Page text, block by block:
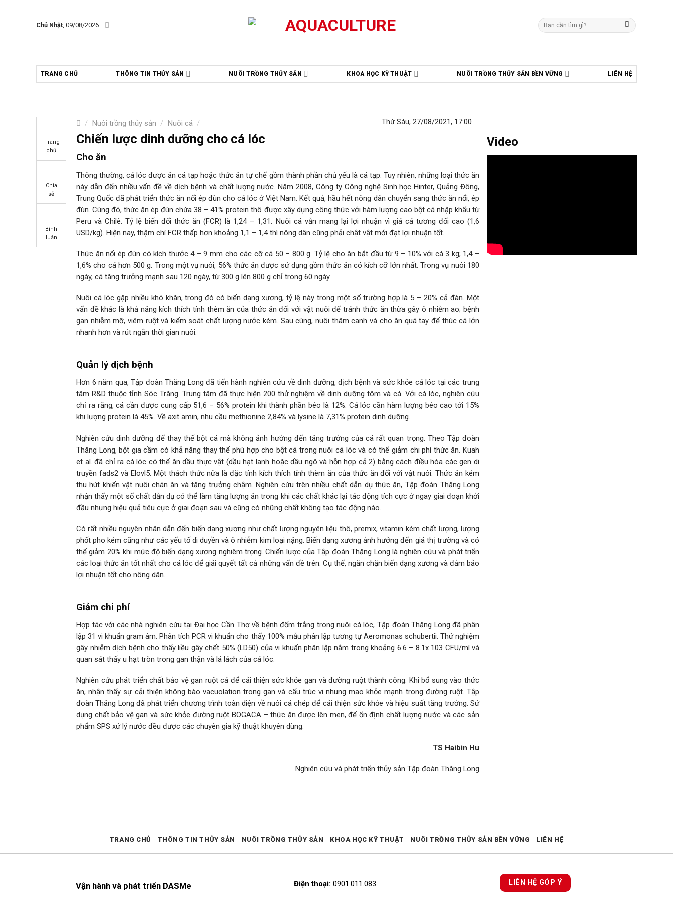
Chủ Nhật, 09/08/2026
Tìm
kiếm:
TRANG CHỦ THÔNG TIN THỦY SẢN NUÔI TRỒNG THỦY SẢN KHOA HỌC KỸ THUẬT NUÔI TRỒNG THỦY SẢN BỀN VỮNG LIÊN HỆ
/ Nuôi trồng thủy sản / Nuôi cá /
Trang
chủ
Chia
sẻ
Bình
luận
Thứ Sáu, 27/08/2021, 17:00
Chiến lược dinh dưỡng cho cá lóc
Cho ăn
Thông thường, cá lóc được ăn cá tạp hoặc thức ăn tự chế gồm thành phần chủ yếu là cá tạp. Tuy nhiên, những loại thức ăn
này dẫn đến nhiều vấn đề về dịch bệnh và chất lượng nước. Năm 2008, Công ty Công nghệ Sinh học Hinter, Quảng Đông,
Trung Quốc đã phát triển thức ăn nổi ép đùn cho cá lóc ở Việt Nam. Kết quả, hầu hết nông dân chuyển sang thức ăn nổi, ép
đùn. Cùng đó, thức ăn ép đùn chứa 38 – 41% protein thô được xây dựng công thức với hàm lượng cao bột cá nhập khẩu từ
Peru và Chilê. Tỷ lệ biến đổi thức ăn (FCR) là 1,24 – 1,31. Nuôi cá vẫn mang lại lợi nhuận vì giá cá tương đối cao (1,6
USD/kg). Hiện nay, thậm chí FCR thấp hơn khoảng 1,1 – 1,4 thì nông dân cũng phải chật vật mới đạt lợi nhuận tốt.
Thức ăn nổi ép đùn có kích thước 4 – 9 mm cho các cỡ cá 50 – 800 g. Tỷ lệ cho ăn bắt đầu từ 9 – 10% với cá 3 kg; 1,4 –
1,6% cho cá hơn 500 g. Trong một vụ nuôi, 56% thức ăn được sử dụng gồm thức ăn có kích cỡ lớn nhất. Trong vụ nuôi 180
ngày, cá tăng trưởng mạnh sau 120 ngày, từ 300 g lên 800 g chỉ trong 60 ngày.
Nuôi cá lóc gặp nhiều khó khăn, trong đó có biến dạng xương, tỷ lệ này trong một số trường hợp là 5 – 20% cả đàn. Một
vấn đề khác là khả năng kích thích tính thèm ăn của thức ăn đối với vật nuôi để tránh thức ăn thừa gây ô nhiễm ao; bệnh
gan nhiễm mỡ, viêm ruột và kiểm soát chất lượng nước kém. Sau cùng, nuôi thâm canh và cho ăn quá tay để thúc cá lớn
nhanh hơn và rút ngắn thời gian nuôi.
Quản lý dịch bệnh
Hơn 6 năm qua, Tập đoàn Thăng Long đã tiến hành nghiên cứu về dinh dưỡng, dịch bệnh và sức khỏe cá lóc tại các trung
tâm R&D thuộc tỉnh Sóc Trăng. Trung tâm đã thực hiện 200 thử nghiệm về dinh dưỡng tôm và cá. Với cá lóc, nghiên cứu
chỉ ra rằng, cá cần được cung cấp 51,6 – 56% protein khi thành phần béo là 12%. Cá lóc cần hàm lượng béo cao tới 15%
khi lượng protein là 45%. Về axit amin, nhu cầu methionine 2,84% và lysine là 7,31% protein dinh dưỡng.
Nghiên cứu dinh dưỡng để thay thế bột cá mà không ảnh hưởng đến tăng trưởng của cá rất quan trọng. Theo Tập đoàn
Thăng Long, bột gia cầm có khả năng thay thế phù hợp cho bột cá trong nuôi cá lóc và có thể giảm chi phí thức ăn. Kuah
et al. đã chỉ ra cá lóc có thể ăn dầu thực vật (dầu hạt lanh hoặc dầu ngô và hỗn hợp cả 2) bằng cách điều hòa các gen di
truyền fads2 và Elovl5. Một thách thức nữa là đặc tính kích thích tính thèm ăn của thức ăn đối với vật nuôi. Thức ăn kém
thu hút khiến vật nuôi chán ăn và tăng trưởng chậm. Nghiên cứu trên nhiều chất dẫn dụ thức ăn, Tập đoàn Thăng Long
nhận thấy một số chất dẫn dụ có thể làm tăng lượng ăn trong khi các chất khác lại tác động tích cực ở ngay giai đoạn khởi
đầu nhưng hiệu quả tiêu cực ở giai đoạn sau và cũng có những chất không tạo tác động nào.
Có rất nhiều nguyên nhân dẫn đến biến dạng xương như chất lượng nguyên liệu thô, premix, vitamin kém chất lượng, lượng
phốt pho kém cũng như các yếu tố di duyền và ô nhiễm kim loại nặng. Biến dạng xương ảnh hưởng đến giá thị trường và có
thể giảm 20% khi mức độ biến dạng xương nghiêm trọng. Chiến lược của Tập đoàn Thăng Long là nghiên cứu và phát triển
các loại thức ăn tốt nhất cho cá lóc để giải quyết tất cả những vấn đề trên. Cụ thể, ngăn chặn biến dạng xương và đảm bảo
lợi nhuận tốt cho nông dân.
Giảm chi phí
Hợp tác với các nhà nghiên cứu tại Đại học Cần Thơ về bệnh đốm trắng trong nuôi cá lóc, Tập đoàn Thăng Long đã phân
lập 31 vi khuẩn gram âm. Phân tích PCR vi khuẩn cho thấy 100% mẫu phân lập tương tự Aeromonas schubertii. Thử nghiệm
gây nhiễm dịch bệnh cho thấy liều gây chết 50% (LD50) của vi khuẩn phân lập nằm trong khoảng 6.6 – 8.1x 103 CFU/ml và
quan sát thấy u hạt tròn trong gan thận và lá lách của cá lóc.
Nghiên cứu phát triển chất bảo vệ gan ruột cá để cải thiện sức khỏe gan và đường ruột thành công. Khi bổ sung vào thức
ăn, nhận thấy sự cải thiện không bào vacuolation trong gan và cấu trúc vi nhung mao khỏe mạnh trong đường ruột. Tập
đoàn Thăng Long đã phát triển chương trình toàn diện về nuôi cá chép để cải thiện sức khỏe và hiệu suất tăng trưởng. Sử
dụng chất bảo vệ gan và sức khỏe đường ruột BOGACA – thức ăn được lên men, để ổn định chất lượng nước và các sản
phẩm SPS xử lý nước đều được các chuyên gia kỹ thuật khuyên dùng.
TS Haibin Hu
Nghiên cứu và phát triển thủy sản Tập đoàn Thăng Long
Video
Vận hành và phát triển DASMe Điện thoại: 0901.011.083 LIÊN HỆ GÓP Ý
TRANG CHỦ THÔNG TIN THỦY SẢN NUÔI TRỒNG THỦY SẢN KHOA HỌC KỸ THUẬT NUÔI TRỒNG THỦY SẢN BỀN VỮNG LIÊN HỆ